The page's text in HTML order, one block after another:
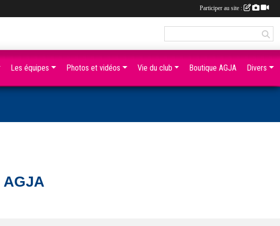
AGJA
Les équipes Photos et vidéos Vie du club Boutique AGJA Divers
Participer au site :